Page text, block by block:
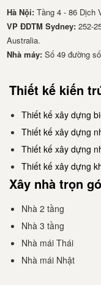
Hà Nội:Tầng 4 - 86 Dịch
VP ĐDTM Sydney: 252-
Australia.
Nhà má​y: Số 49 đường
Thiết kế kiến
Thiết kế xây dựng
Thiết kế xây dựng
Thiết kế xây dựng
Thiết kế xây dựng
Xây nhà trọn
Nhà 2 tầng
Nhà 3 tầng
Nhà mái Thái
Nhà mái Nhật